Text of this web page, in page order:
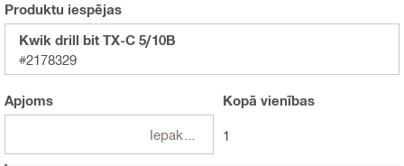
Produktu iespējas
Kwik drill bit TX-C 5/10B
#2178329
Apjoms Kopā vienības
1